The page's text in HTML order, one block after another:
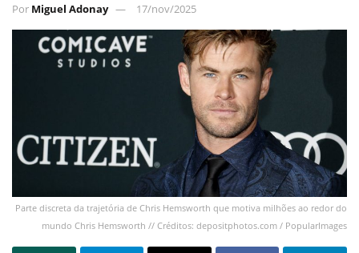
Por Miguel Adonay 17/nov/2025
Parte discreta da trajetória de Chris Hemsworth que motiva milhões ao redor do
mundo Chris Hemsworth // Créditos: depositphotos.com / PopularImages